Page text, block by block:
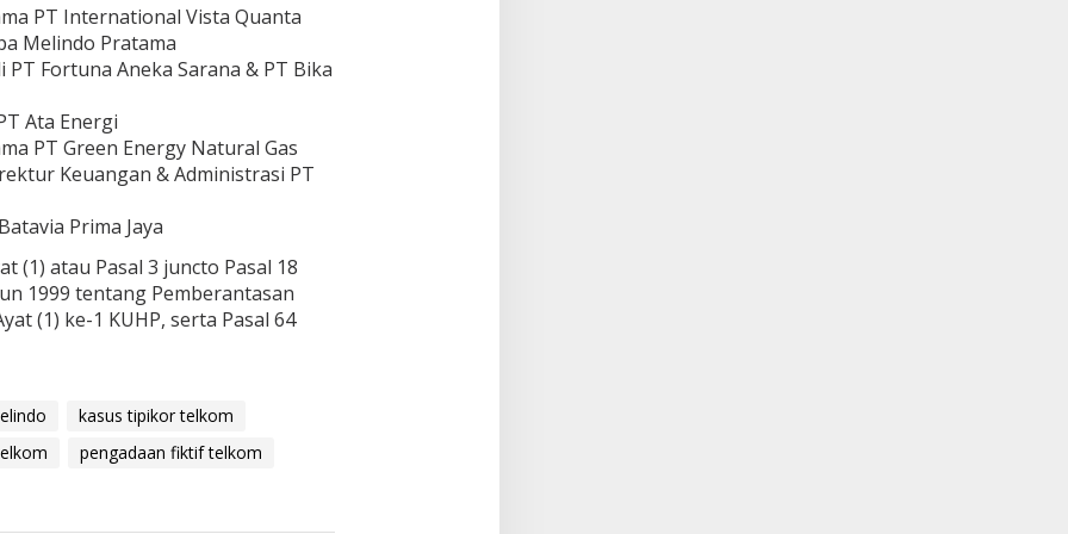
PT International Vista Quanta
Melindo Pratama
PT Fortuna Aneka Sarana & PT Bika
Ata Energi
PT Green Energy Natural Gas
Keuangan & Administrasi PT
Prima Jaya
(1) atau Pasal 3 juncto Pasal 18
1999 tentang Pemberantasan
(1) ke-1 KUHP, serta Pasal 64
kasus tipikor telkom
pengadaan fiktif telkom